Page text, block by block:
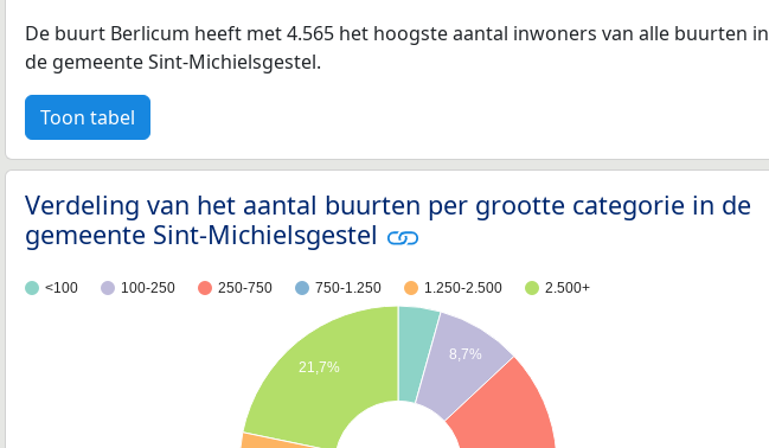
De buurt Berlicum heeft met 4.565 het hoogste aantal inwoners van alle buurten in
de gemeente Sint-Michielsgestel.
Toon tabel
Verdeling van het aantal buurten per grootte categorie in de
gemeente Sint-Michielsgestel
<100 100-250 250-750 750-1.250 1.250-2.500 2.500+
8,7%
21,7%